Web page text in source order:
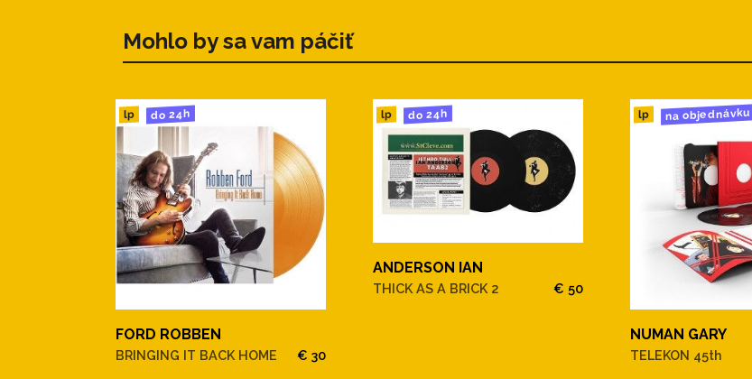
Mohlo by sa vam páčiť
lp do 24h
FORD ROBBEN
BRINGING IT BACK HOME € 30
lp do 24h
ANDERSON IAN
THICK AS A BRICK 2 € 50
lp na objednávku
NUMAN GARY
TELEKON 45th